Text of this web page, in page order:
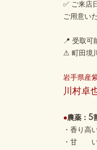
✅ ご来店
ご用意い
📍 受取可
⚠ 町田境
岩手県産
川村卓
●農薬：5
・香り高
・甘